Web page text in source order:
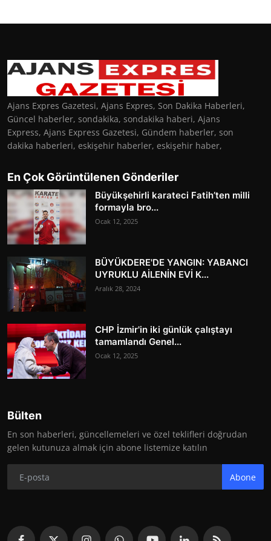
Ajans Expres Gazetesi, Ajans Expres, Son Dakika Haberleri,
Güncel haberler, sondakika, sondakika haberi, Ajans
Express, Ajans Express Gazetesi, Gündem haberler, son
dakika haberleri, eskişehir haberler, eskişehir haber,
En Çok Görüntülenen Gönderiler
Büyükşehirli karateci Fatih’ten milli
formayla bro...
Ocak 12, 2025
BÜYÜKDERE'DE YANGIN: YABANCI
UYRUKLU AİLENİN EVİ K...
Aralık 28, 2024
CHP İzmir'in iki günlük çalıştayı
tamamlandı Genel...
Ocak 12, 2025
Bülten
En son haberleri, güncellemeleri ve özel teklifleri doğrudan
gelen kutunuza almak için abone listemize katılın
Abone